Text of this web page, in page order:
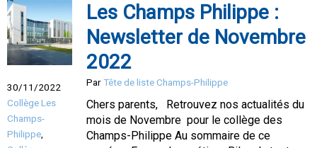
30/11/2022
Collège Les
Champs-
Philippe
Les Champs Philippe :
Newsletter de Novembre
2022
ParTête de liste Champs-Philippe
Chers parents, Retrouvez nos actualités du
mois de Novembre pour le collège des
Champs-Philippe Au sommaire de ce